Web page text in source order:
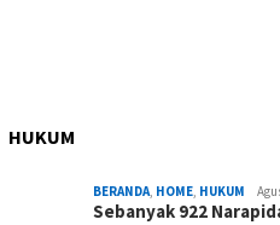
HUKUM
BERANDA, HOME, HUKUM
Sebanyak 922